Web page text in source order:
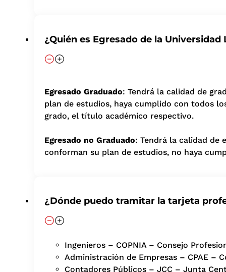
¿Quién es Egresado de la Universidad
Egresado Graduado: Tendrá la calidad de
plan de estudios, haya cumplido con todos
grado, el título académico respectivo.
Egresado no Graduado: Tendrá la calidad de
conforman su plan de estudios, no haya
¿Dónde puedo tramitar la tarjeta
Ingenieros – COPNIA – Consejo
Administración de Empresas – CPAE –
Contadores Públicos – JCC – Junta